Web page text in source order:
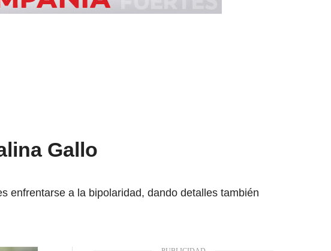
Gallo
enfrentarse a la bipolaridad, dando detalles también